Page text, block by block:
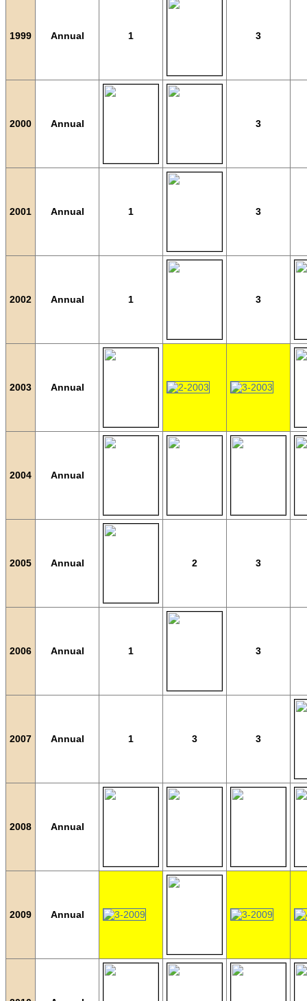
1999 Annual 1 3
2000 Annual 3
2001 Annual 1 3
2002 Annual 1 3
2003 Annual
2004 Annual
2005 Annual 2 3
2006 Annual 1 3
2007 Annual 1 3 3
2008 Annual
2009 Annual